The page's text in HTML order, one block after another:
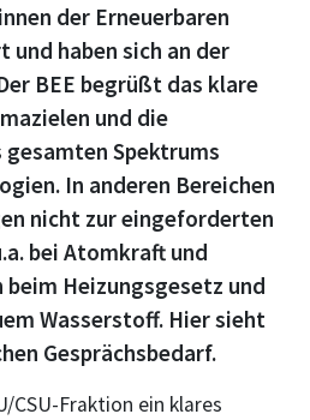
der Erneuerbaren
und haben sich an der
BEE begrüßt das klare
und die
Spektrums
In anderen Bereichen
nicht zur eingeforderten
bei Atomkraft und
beim Heizungsgesetz und
Wasserstoff. Hier sieht
Gesprächsbedarf.
CSU-Fraktion ein klares